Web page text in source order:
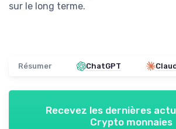
sur le long terme.
Résumer ChatGPT
Recevez les dernières
Crypto monnaies